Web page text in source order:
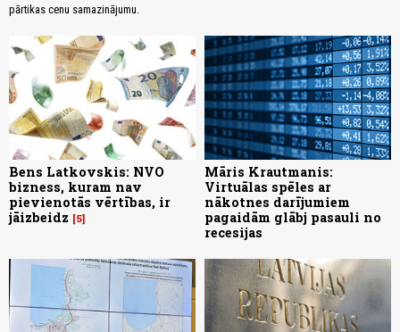
pārtikas cenu samazinājumu.
Bens Latkovskis: NVO
bizness, kuram nav
pievienotās vērtības, ir
jāizbeidz
5
Māris Krautmanis:
Virtuālas spēles ar
nākotnes darījumiem
pagaidām glābj pasauli no
recesijas